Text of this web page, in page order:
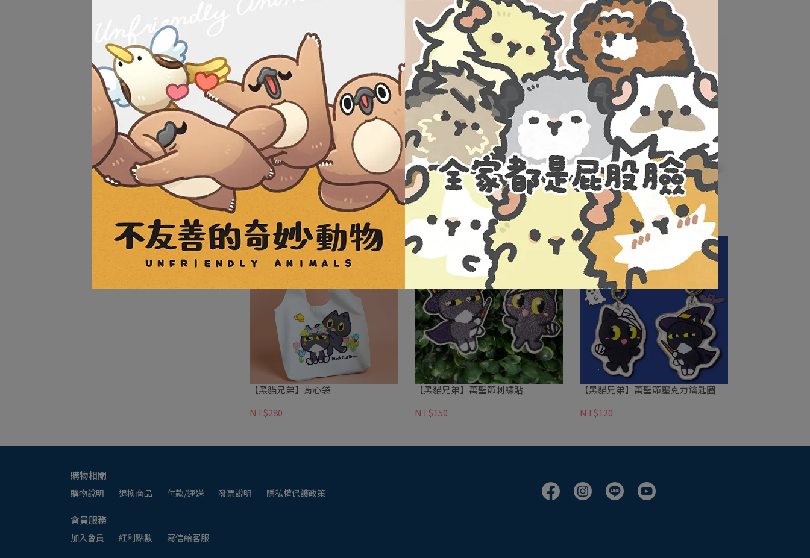
NT$180
NT$100
【黑貓兄弟】珍珠奶茶飲料袋
【黑貓兄弟】硅藻土軟杯墊
NT$100
【黑貓兄弟】聖誕節方形抱枕
NT$350
【黑貓兄弟】背心袋
NT$280
【黑貓兄弟】萬聖節刺繡貼
NT$150
【黑貓兄弟】萬聖節壓克力鑰匙圈
NT$120
購物相關
購物說明 退換商品 付款/運送 發票說明 隱私權保護政策
會員服務
加入會員 紅利點數 寫信給客服